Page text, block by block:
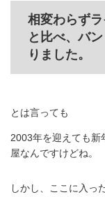
相変わらず
と比べ、バ
りました。
とは言っても
2003年を迎えても新
屋なんですけどね。
しかし、ここに入っ